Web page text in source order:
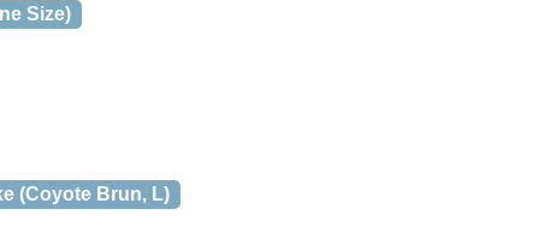
Size)
(Coyote Brun, L)